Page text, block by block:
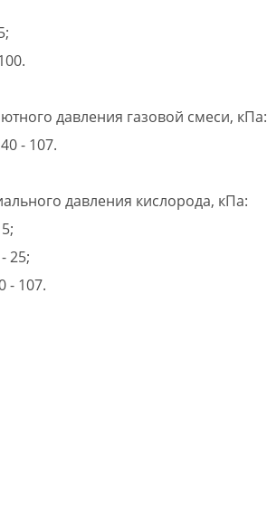
давления газовой смеси, кПа:
- 107.
давления кислорода, кПа:
25;
- 107.